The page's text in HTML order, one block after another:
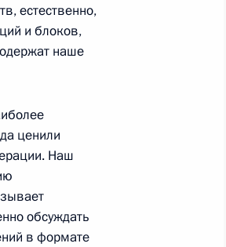
1
естественно,
и блоков,
наше
ценили
Наш
обсуждать
в формате